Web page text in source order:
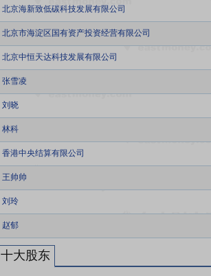
北京海新致低碳科技发展有限公司
北京市海淀区国有资产投资经营有限公司
北京中恒天达科技发展有限公司
张雪凌
刘晓
林科
香港中央结算有限公司
王帅帅
刘玲
赵郁
十大股东